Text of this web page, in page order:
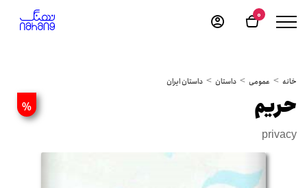
0
خانه عمومی داستان داستان ایران
% حریم
privacy